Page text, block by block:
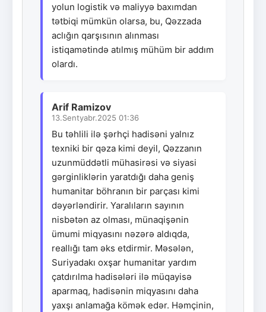
yolun logistik və maliyyə baxımdan
tətbiqi mümkün olarsa, bu, Qəzzada
aclığın qarşısının alınması
istiqamətində atılmış mühüm bir addım
olardı.
Arif Ramizov
13.Sentyabr.2025 01:36
Bu təhlili ilə şərhçi hadisəni yalnız
texniki bir qəza kimi deyil, Qəzzanın
uzunmüddətli mühasirəsi və siyasi
gərginliklərin yaratdığı daha geniş
humanitar böhranın bir parçası kimi
dəyərləndirir. Yaralıların sayının
nisbətən az olması, münaqişənin
ümumi miqyasını nəzərə aldıqda,
reallığı tam əks etdirmir. Məsələn,
Suriyadakı oxşar humanitar yardım
çatdırılma hadisələri ilə müqayisə
aparmaq, hadisənin miqyasını daha
yaxşı anlamağa kömək edər. Həmçinin,